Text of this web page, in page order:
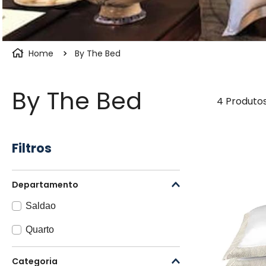
By The Bed
By The Bed
Filtros
Departamento
Saldao
Quarto
Categoria
4